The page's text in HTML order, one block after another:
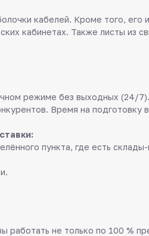
кабелей. Кроме того, его
кабинетах. Также листы из
режиме без выходных (24/
Время на подготовку
пункта, где есть
работать не только по 100 %